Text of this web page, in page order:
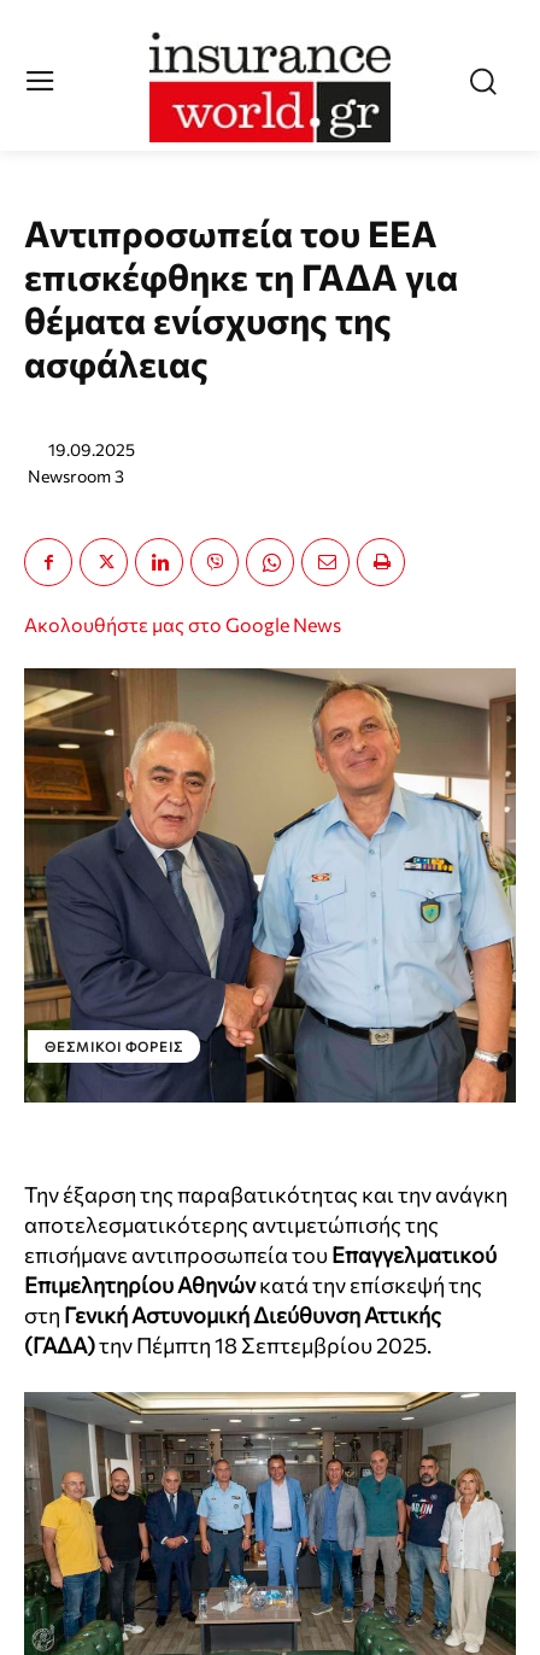
Αντιπροσωπεία του ΕΕΑ
επισκέφθηκε τη ΓΑΔΑ για
θέματα ενίσχυσης της
ασφάλειας
19.09.2025
Newsroom 3
Ακολουθήστε μας στο Google News
ΘΕΣΜΙΚΟΊ ΦΟΡΕΊΣ
Την έξαρση της παραβατικότητας και την ανάγκη
αποτελεσματικότερης αντιμετώπισής της
επισήμανε αντιπροσωπεία τουΕπαγγελματικού
Επιμελητηρίου Αθηνώνκατά την επίσκεψή της
στη Γενική Αστυνομική Διεύθυνση Αττικής
(ΓΑΔΑ)την Πέμπτη 18 Σεπτεμβρίου 2025.